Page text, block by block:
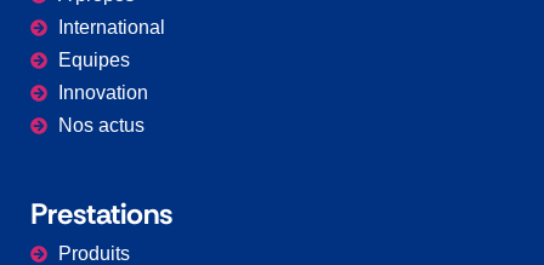
International
Equipes
Innovation
Nos actus
Prestations​
Produits